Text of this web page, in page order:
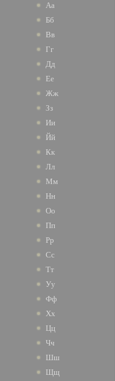
Аа
Бб
Вв
Гг
Дд
Ее
Жж
Зз
Ии
Йй
Кк
Лл
Мм
Нн
Оо
Пп
Рр
Сс
Тт
Уу
Фф
Хх
Цц
Чч
Шш
Щщ